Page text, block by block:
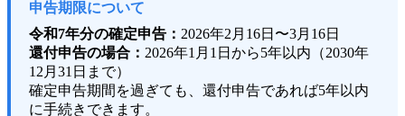
申告期限について
令和7年分の確定申告： 2026年2月16日〜3月16日
還付申告の場合： 2026年1月1日から5年以内（2030年
12月31日まで）
確定申告期間を過ぎても、還付申告であれば5年以内
に手続きできます。